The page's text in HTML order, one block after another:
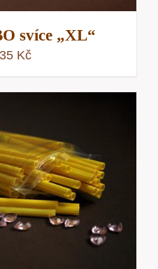
svíce „XL“
Kč